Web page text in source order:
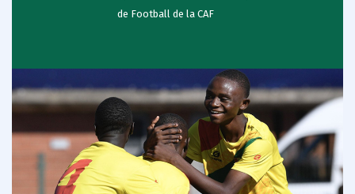
de Football de la CAF